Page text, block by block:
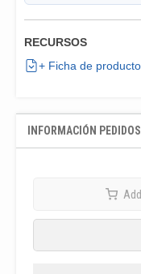
RECURSOS
+ Ficha de
INFORMACIÓN PEDIDOS